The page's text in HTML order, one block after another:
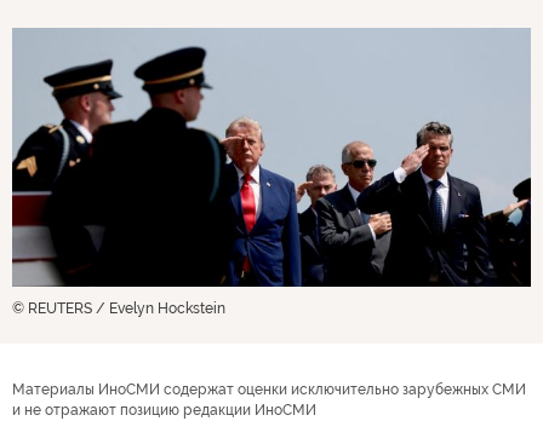
© REUTERS / Evelyn Hockstein
Материалы ИноСМИ содержат оценки исключительно зарубежных СМИ
и не отражают позицию редакции ИноСМИ